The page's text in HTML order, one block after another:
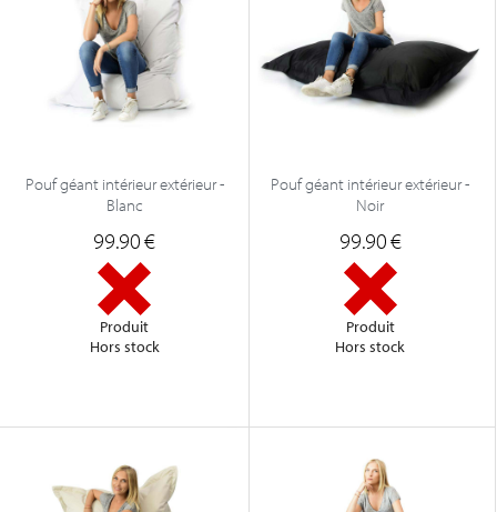
Pouf géant intérieur extérieur -
Blanc
99.90€
Produit
Hors stock
Pouf géant intérieur extérieur -
Noir
99.90€
Produit
Hors stock